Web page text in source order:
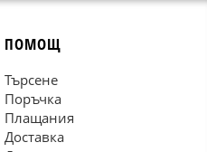
ПОМОЩ
Търсене
Поръчка
Плащания
Доставка